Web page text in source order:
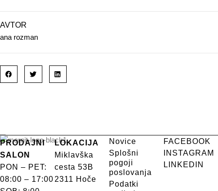
AVTOR
ana rozman
PRODAJNI
SALON
PON – PET:
08:00 – 17:00
LOKACIJA
Miklavška
cesta 53B
2311 Hoče
Novice
Splošni
pogoji
poslovanja
Podatki
FACEBOOK
INSTAGRAM
LINKEDIN